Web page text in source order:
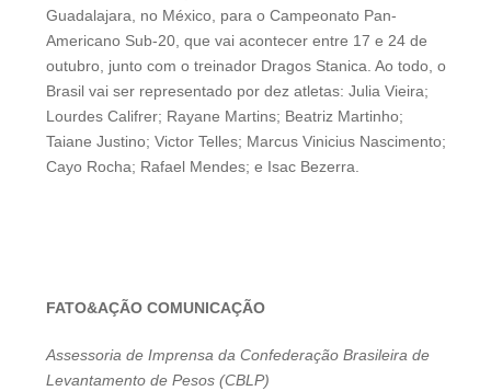
Guadalajara, no México, para o Campeonato Pan-
Americano Sub-20, que vai acontecer entre 17 e 24 de
outubro, junto com o treinador Dragos Stanica. Ao todo, o
Brasil vai ser representado por dez atletas: Julia Vieira;
Lourdes Califrer; Rayane Martins; Beatriz Martinho;
Taiane Justino; Victor Telles; Marcus Vinicius Nascimento;
Cayo Rocha; Rafael Mendes; e Isac Bezerra.
FATO&AÇÃO COMUNICAÇÃO
Assessoria de Imprensa da Confederação Brasileira de
Levantamento de Pesos (CBLP)